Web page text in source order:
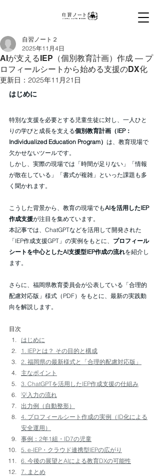
校配布ノート・商品サンプリング・保護者向け
ァミリー層に確実にリーチ。教員向け生成AI研
修AI導入支援で学校DXを支援。全国5万校・
600社以上の導入実績。
AIが支えるIEP（個別教育計画）作成 ― プ
ロフィールシートから始める支援のDX化
自習ノート２
2025年11月4日
更新日： 2025年11月21日
はじめに
特別な支援を必要とする児童生徒に対し、一人ひと
りの学びと成長を支える個別教育計画（IEP：
Individualized Education Program） は、教育現場で
欠かせないツールです。
しかし、実際の現場では「時間が足りない」「情報
が散在している」「書式が複雑」といった課題も多
く聞かれます。
こうした背景から、教育の現場でもAIを活用したIEP
作成支援が注目を集めています。
本記事では、ChatGPTなどを活用して開発された
「IEP作成支援GPT」の実例をもとに、 プロフィール
シートを中心としたAI支援型IEP作成の流れを紹介し
ます。
さらに、福岡県教育委員会が公表している「合理的
配慮対応版」様式（PDF）をもとに、最新の実践動
向を解説します。
目次
はじめに
1. IEPとは？ その目的と構成
2. 福岡県の最新様式と「合理的配慮対応版」
主なポイント
3. ChatGPTを活用したIEP作成支援の仕組み
💡入力の流れ
出力例（自動整形）
4. プロフィールシート作成の実例（ID化による
安全運用）
事例：2年1組・ID7の児童
5. e-IEP・クラウド連携型IEPの広がり
6. 今後の展望とAIによる教育DXの可能性
7. まとめ